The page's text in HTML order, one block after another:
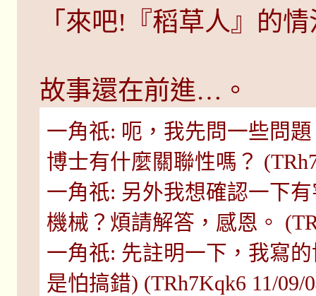
「來吧!『稻草人』的
故事還在前進…。
一角祇: 呃，我先問一些問
博士有什麼關聯性嗎？
一角祇: 另外我想確認一下
機械？煩請解答，感恩。
一角祇: 先註明一下，我寫
是怕搞錯) (TRh7Kqk6 11/09/